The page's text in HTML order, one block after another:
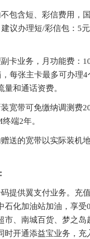
包含短、彩信费用，
议办理短/彩信包：5
卡业务，月功能费：
每张主卡最多可办理
量和通话资费。
宽带可免缴纳调测费
端2年。
送的宽带以实际装机
提供翼支付业务。充
石化加油站加油，享受
市、南城百货、梦之岛
时开通添益宝业务，充